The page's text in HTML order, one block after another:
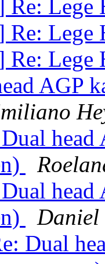
Re: Lege
Re: Lege
Re: Lege
AGP
head
head
Daniel
Dual